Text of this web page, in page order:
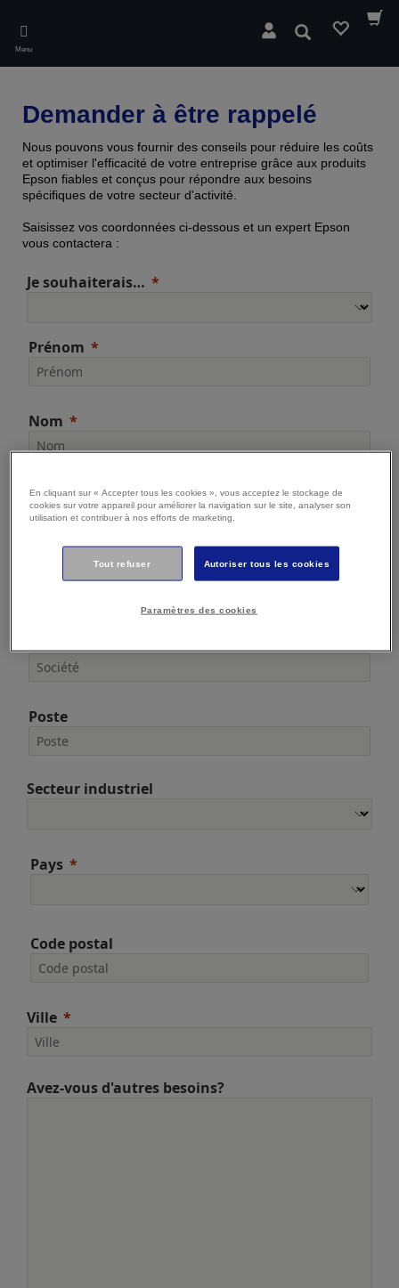
main
content
Menu
Rechercher
Demander à être rappelé
Nous pouvons vous fournir des conseils pour réduire les coûts
et optimiser l'efficacité de votre entreprise grâce aux produits
Epson fiables et conçus pour répondre aux besoins
spécifiques de votre secteur d'activité.
Saisissez vos coordonnées ci-dessous et un expert Epson
vous contactera :
Je souhaiterais…
Prénom
Nom
E-mail
Téléphone
Poste
Secteur industriel
Pays
Code postal
Ville
Avez-vous d'autres besoins?
En cliquant sur « Accepter tous les cookies », vous acceptez le stockage de
cookies sur votre appareil pour améliorer la navigation sur le site, analyser son
utilisation et contribuer à nos efforts de marketing.
Tout refuser Autoriser tous les cookies
Paramètres des cookies